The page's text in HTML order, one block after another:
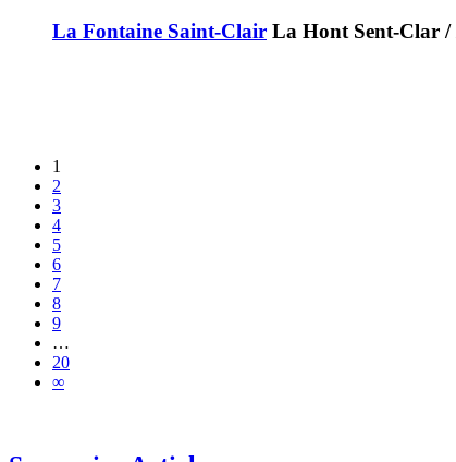
La Fontaine Saint-Clair La Hont Sent-Clar /
1
2
3
4
5
6
7
8
9
…
20
∞